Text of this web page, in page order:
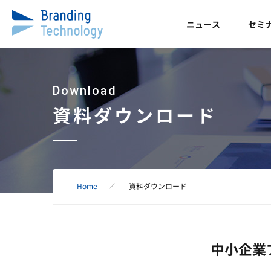
ニュース セミ
Download
資料ダウンロード
Home 資料ダウンロード
中小企